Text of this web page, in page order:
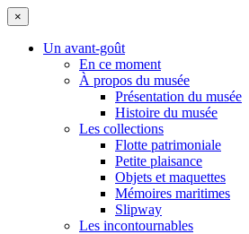
×
Un avant-goût
En ce moment
À propos du musée
Présentation du musée
Histoire du musée
Les collections
Flotte patrimoniale
Petite plaisance
Objets et maquettes
Mémoires maritimes
Slipway
Les incontournables